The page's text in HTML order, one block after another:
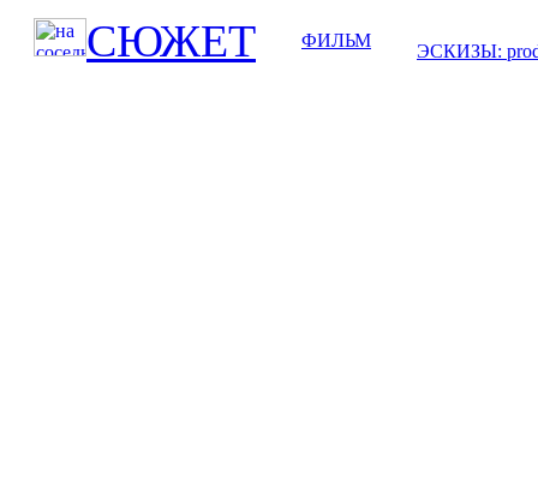
СЮЖЕТ ФИЛЬМ
ЭСКИЗЫ: